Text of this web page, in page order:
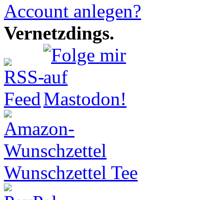
Account anlegen?
Vernetzdings.
Wunschzettel Tee